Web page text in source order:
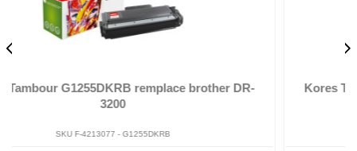
Kores Tambour G1256DKRG remplace brother DR-
SKU F-4213101 -